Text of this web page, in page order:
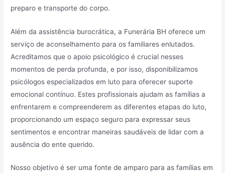
preparo e transporte do corpo.
Além da assistência burocrática, a Funerária BH oferece um
serviço de aconselhamento para os familiares enlutados.
Acreditamos que o apoio psicológico é crucial nesses
momentos de perda profunda, e por isso, disponibilizamos
psicólogos especializados em luto para oferecer suporte
emocional contínuo. Estes profissionais ajudam as famílias a
enfrentarem e compreenderem as diferentes etapas do luto,
proporcionando um espaço seguro para expressar seus
sentimentos e encontrar maneiras saudáveis de lidar com a
ausência do ente querido.
Nosso objetivo é ser uma fonte de amparo para as famílias em